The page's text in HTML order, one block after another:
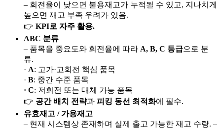
– 회전율이 낮으면 불용재고가 누적될 수 있고, 지나치게
높으면 재고 부족 우려가 있음.
👉 KPI로 자주 활용.
ABC 분류
– 품목을 중요도와 회전율에 따라 A, B, C 등급으로 분
류.
· A: 고가·고회전 핵심 품목
· B: 중간 수준 품목
· C: 저회전 또는 대체 가능 품목
👉 공간 배치 전략과 피킹 동선 최적화에 필수.
유효재고 / 가용재고
– 현재 시스템상 존재하며 실제 출고 가능한 재고 수량. –